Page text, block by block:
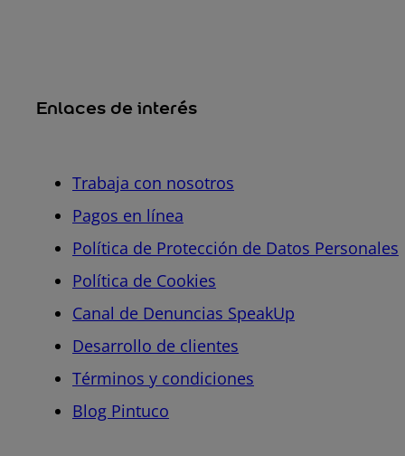
Enlaces de interés
Trabaja con nosotros
Pagos en línea
Política de Protección de Datos Personales
Política de Cookies
Canal de Denuncias SpeakUp
Desarrollo de clientes
Términos y condiciones
Blog Pintuco